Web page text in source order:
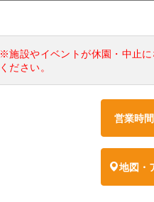
※施設やイベントが休園・中止
ください。
営業時
地図・